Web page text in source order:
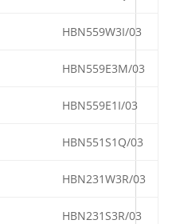
HBN559W3I/03
HBN559E3M/03
HBN559E1I/03
HBN551S1Q/03
HBN231W3R/03
HBN231S3R/03